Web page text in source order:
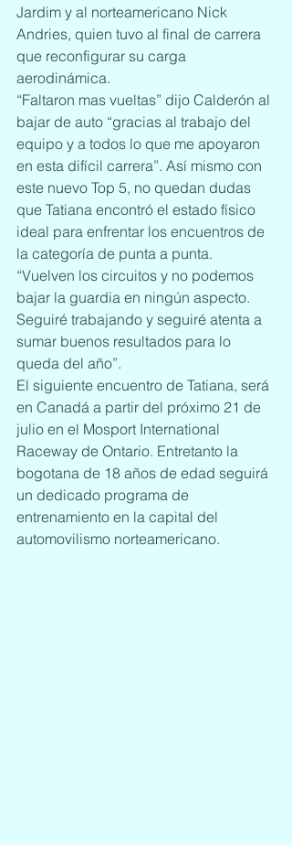
Jardim y al norteamericano Nick
Andries, quien tuvo al final de carrera
que reconfigurar su carga
aerodinámica.
“Faltaron mas vueltas” dijo Calderón al
bajar de auto “gracias al trabajo del
equipo y a todos lo que me apoyaron
en esta difícil carrera”. Así mismo con
este nuevo Top 5, no quedan dudas
que Tatiana encontró el estado físico
ideal para enfrentar los encuentros de
la categoría de punta a punta.
“Vuelven los circuitos y no podemos
bajar la guardia en ningún aspecto.
Seguiré trabajando y seguiré atenta a
sumar buenos resultados para lo
queda del año”.
El siguiente encuentro de Tatiana, será
en Canadá a partir del próximo 21 de
julio en el Mosport International
Raceway de Ontario. Entretanto la
bogotana de 18 años de edad seguirá
un dedicado programa de
entrenamiento en la capital del
automovilismo norteamericano.